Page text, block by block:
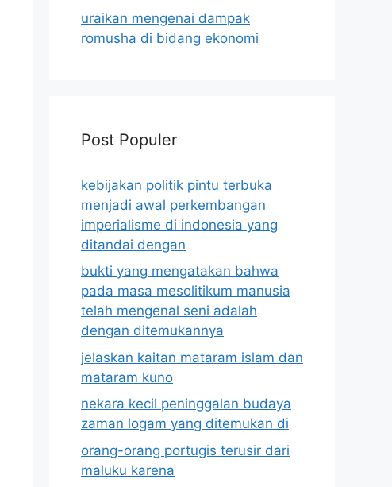
uraikan mengenai dampak
romusha di bidang ekonomi
Post Populer
kebijakan politik pintu terbuka
menjadi awal perkembangan
imperialisme di indonesia yang
ditandai dengan
bukti yang mengatakan bahwa
pada masa mesolitikum manusia
telah mengenal seni adalah
dengan ditemukannya
jelaskan kaitan mataram islam dan
mataram kuno
nekara kecil peninggalan budaya
zaman logam yang ditemukan di
orang-orang portugis terusir dari
maluku karena